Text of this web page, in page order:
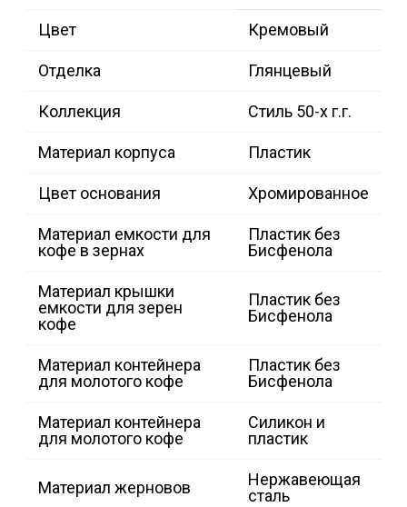
Цвет Кремовый
Отделка Глянцевый
Коллекция Стиль 50-х г.г.
Материал корпуса Пластик
Цвет основания Хромированное
Материал емкости для
кофе в зернах
Пластик без
Бисфенола
Материал крышки
емкости для зерен
кофе
Пластик без
Бисфенола
Материал контейнера
для молотого кофе
Пластик без
Бисфенола
Материал контейнера
для молотого кофе
Силикон и
пластик
Материал жерновов
Нержавеющая
сталь